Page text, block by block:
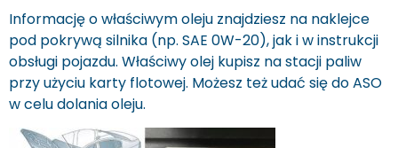
Informację o właściwym oleju znajdziesz na naklejce
pod pokrywą silnika (np. SAE 0W-20), jak i w instrukcji
obsługi pojazdu. Właściwy olej kupisz na stacji paliw
przy użyciu karty flotowej. Możesz też udać się do ASO
w celu dolania oleju.